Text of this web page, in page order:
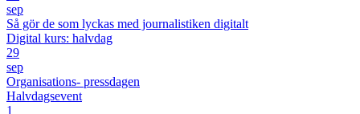
sep
Så gör de som lyckas med journalistiken digitalt
Digital kurs: halvdag
29
sep
Organisations- pressdagen
Halvdagsevent
1